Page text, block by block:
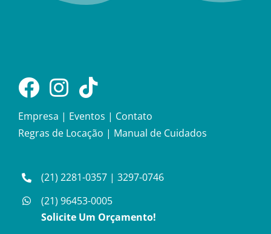
Empresa | Eventos | Contato
Regras de Locação | Manual de Cuidados
(21) 2281-0357 |3297-0746
(21) 96453-0005
Solicite Um Orçamento!